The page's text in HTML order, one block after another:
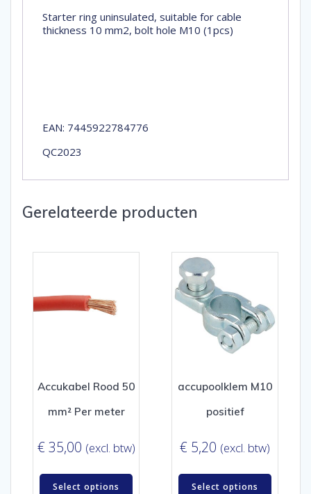
Starter ring uninsulated, suitable for cable
thickness 10 mm2, bolt hole M10 (1pcs)
EAN: 7445922784776
QC2023
Gerelateerde producten
Accukabel Rood 50
mm² Per meter
€ 35,00 (excl. btw)
Select options
accupoolklem M10
positief
€ 5,20 (excl. btw)
Select options